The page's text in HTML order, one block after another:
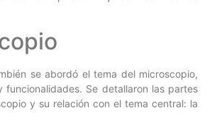
se abordó el tema del microscopio,
funcionalidades. Se detallaron las partes
y su relación con el tema central: la